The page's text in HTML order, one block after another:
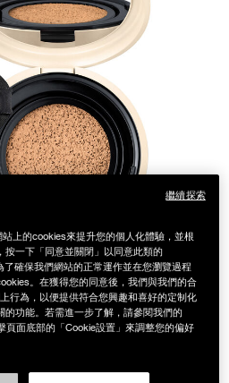
輸碼贈迷你腮紅露 立即購買
上的cookies來提升您的個人化體驗，並根
按一下「同意並關閉」以同意此類的
確保我們網站的正常運作並在您瀏覽過程
。在獲得您的同意後，我們與我們的合
行為，以便提供符合您興趣和喜好的定制化
的功能。若需進一步了解，請參閱我們的
頁面底部的「Cookie設置」來調整您的偏好
繼續探索